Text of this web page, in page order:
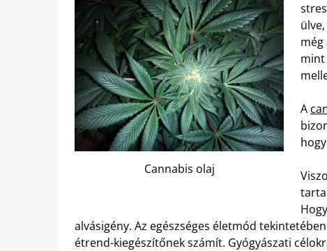
Cannabis olaj
mint
A
alvásigény. Az egészséges életmód
étrend-kiegészítőnek számít. Gyógyászati